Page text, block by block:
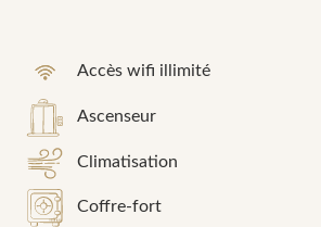
Accès wifi illimité
Ascenseur
Climatisation
Coffre-fort